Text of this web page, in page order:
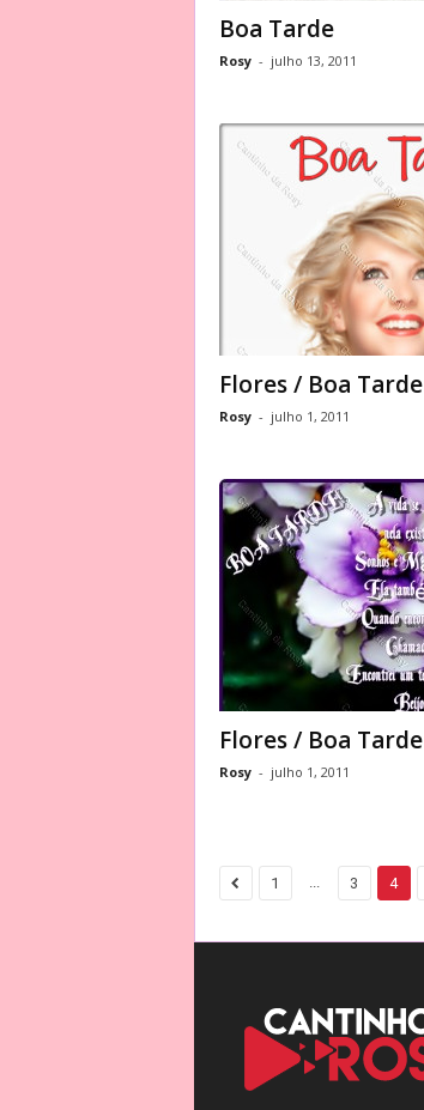
Boa Tarde
Rosy - julho 13, 2011
Flores / Boa Tarde
Rosy - julho 1, 2011
Flores / Boa Tarde
Rosy - julho 1, 2011
1 ... 3 4